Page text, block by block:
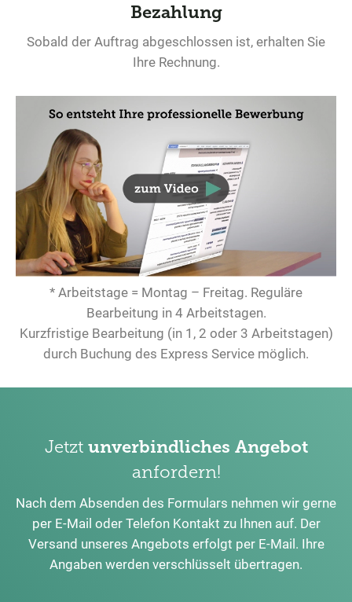
Bezahlung
Sobald der Auftrag abgeschlossen ist, erhalten Sie
Ihre Rechnung.
* Arbeitstage = Montag – Freitag. Reguläre
Bearbeitung in 4 Arbeitstagen.
Kurzfristige Bearbeitung (in 1, 2 oder 3 Arbeitstagen)
durch Buchung des Express Service möglich.
Jetzt unverbindliches Angebot
anfordern!
Nach dem Absenden des Formulars nehmen wir gerne
per E-Mail oder Telefon Kontakt zu Ihnen auf. Der
Versand unseres Angebots erfolgt per E-Mail. Ihre
Angaben werden verschlüsselt übertragen.